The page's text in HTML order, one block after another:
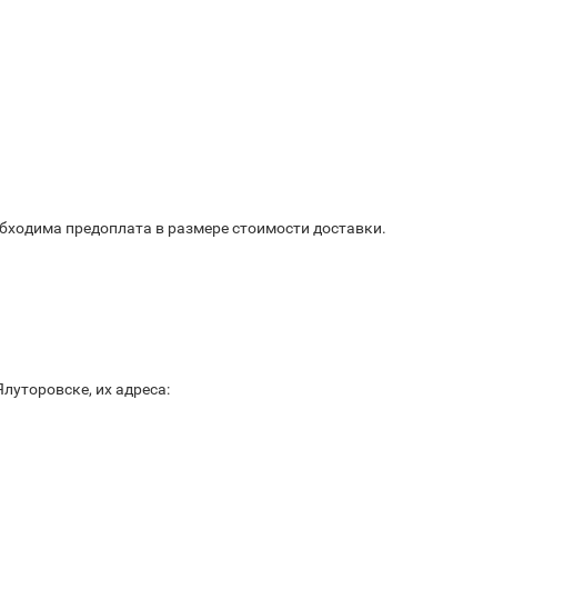
предоплата в размере стоимости доставки.
их адреса: